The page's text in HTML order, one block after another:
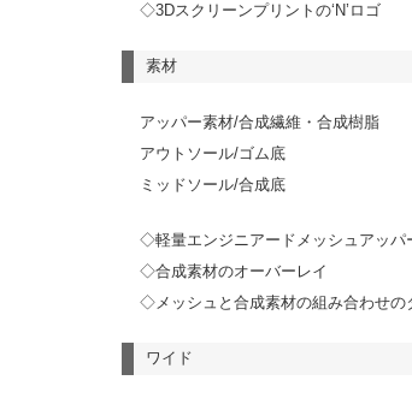
◇3Dスクリーンプリントの‘N’ロゴ
素材
アッパー素材/合成繊維・合成樹脂
アウトソール/ゴム底
ミッドソール/合成底
◇軽量エンジニアードメッシュアッパ
◇合成素材のオーバーレイ
◇メッシュと合成素材の組み合わせの
ワイド